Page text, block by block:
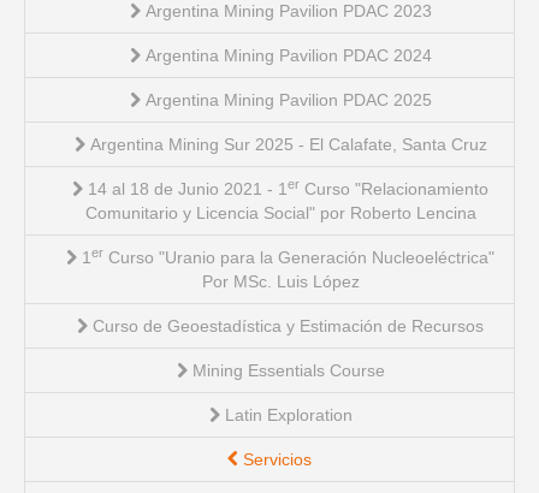
Argentina Mining Pavilion PDAC 2023
Argentina Mining Pavilion PDAC 2024
Argentina Mining Pavilion PDAC 2025
Argentina Mining Sur 2025 - El Calafate, Santa Cruz
14 al 18 de Junio 2021 - 1 er Curso "Relacionamiento
Comunitario y Licencia Social" por Roberto Lencina
1 er Curso "Uranio para la Generación Nucleoeléctrica"
Por MSc. Luis López
Curso de Geoestadística y Estimación de Recursos
Mining Essentials Course
Latin Exploration
Servicios